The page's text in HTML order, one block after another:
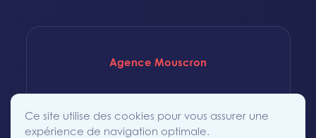
Agence Mouscron
Rue Saint-Achaire 86
7700 Mouscron
Ce site utilise des cookies pour vous assurer une
expérience de navigation optimale.